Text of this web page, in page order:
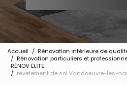
Accueil
Rénovation intérieure de qualité
Rénovation particuliers et
RÉNOV ÉLITE
revetement de sol Vandoeuvre-les-